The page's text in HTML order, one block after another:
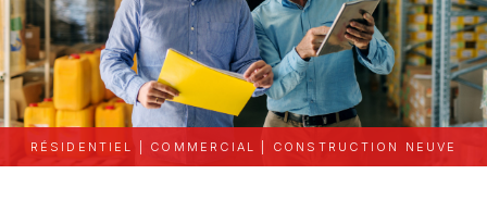
RÉSIDENTIEL | COMMERCIAL | CONSTRUCTION NEUVE